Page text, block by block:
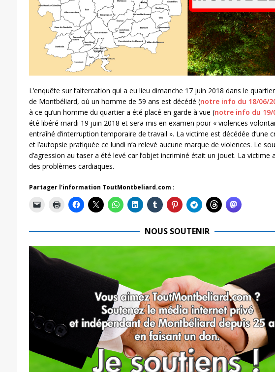
L’enquête sur l’altercation qui a eu lieu dimanche 17 juin 2018 dans le
de Montbéliard, où un homme de 59 ans est décédé (notre info du 18/06/
à ce qu’un homme du quartier a été placé en garde à vue (notre info du 19/
été libéré mardi 19 juin 2018 et sera mis en examen pour « violences
entraîné d’interruption temporaire de travail ». La victime est décédée d’une
et l’autopsie pratiquée ce lundi n’a relevé aucune marque de violences. Le
d’agression au taser a été levé car l’objet incriminé était un jouet. La victime
des problèmes cardiaques.
Partager l'information ToutMontbeliard.com :
NOUS SOUTENIR